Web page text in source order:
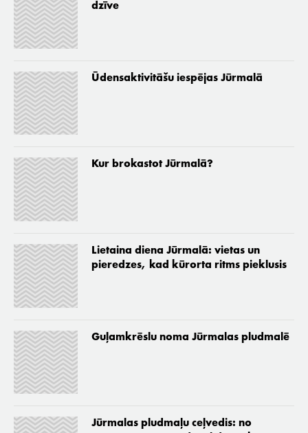
dzīve
Ūdensaktivitāšu iespējas Jūrmalā
Kur brokastot Jūrmalā?
Lietaina diena Jūrmalā: vietas un
pieredzes, kad kūrorta ritms pieklusis
Guļamkrēslu noma Jūrmalas pludmalē
Jūrmalas pludmaļu ceļvedis: no